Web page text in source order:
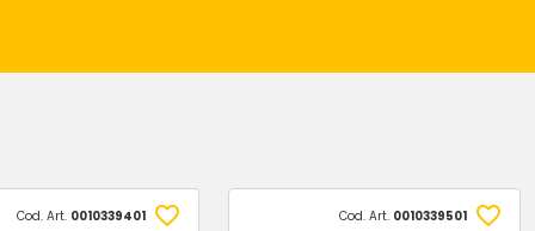
Cod. Art. 0010339401 Cod. Art. 0010339501